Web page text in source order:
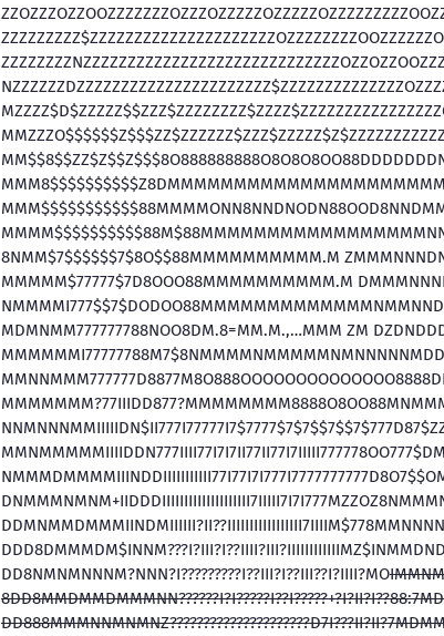
8NMM$7$$$$$$7$8O$$88MMMMMMMMMM.M
MMMMM$77777$7D8OOO88MMMMMMMMMM.M
MDMNMM777777788NOO8DM.8=MM.M.,…MMM ZM
DD8NMNMNNNM?NNN?I?????????I??III?I??III??I?IIII?MO